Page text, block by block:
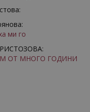
ми го
ОТ МНОГО ГОДИНИ